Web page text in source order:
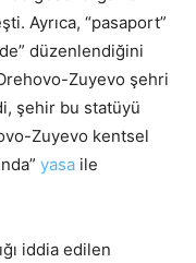
Ayrıca, “pasaport”
düzenlendiğini
Zuyevo şehri
şehir bu statüyü
Zuyevo kentsel
yasa ile
iddia edilen